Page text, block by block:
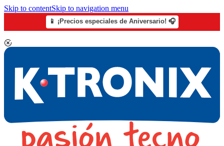
Skip to contentSkip to navigation menu
📱 ¡Precios especiales de Aniversario! 🎧